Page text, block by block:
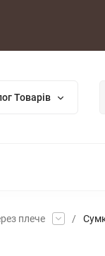
Товарів
плече /